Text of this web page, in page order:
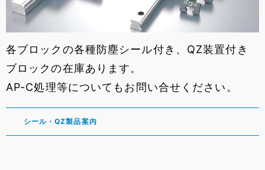
各ブロックの各種防塵シール付き、 QZ装置付き
ブロックの在庫あります。
AP-C処理等についてもお問い合せください。
シール・QZ製品案内